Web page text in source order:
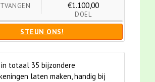
€1.100,00
DOEL
STEUN ONS!
totaal 35 bijzondere
laten maken, handig bij